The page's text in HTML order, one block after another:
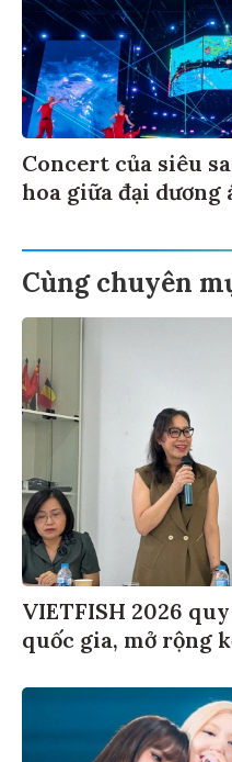
Concert của siêu
hoa giữa đại dương
Cùng chuyên
VIETFISH 2026
quốc gia, mở rộng